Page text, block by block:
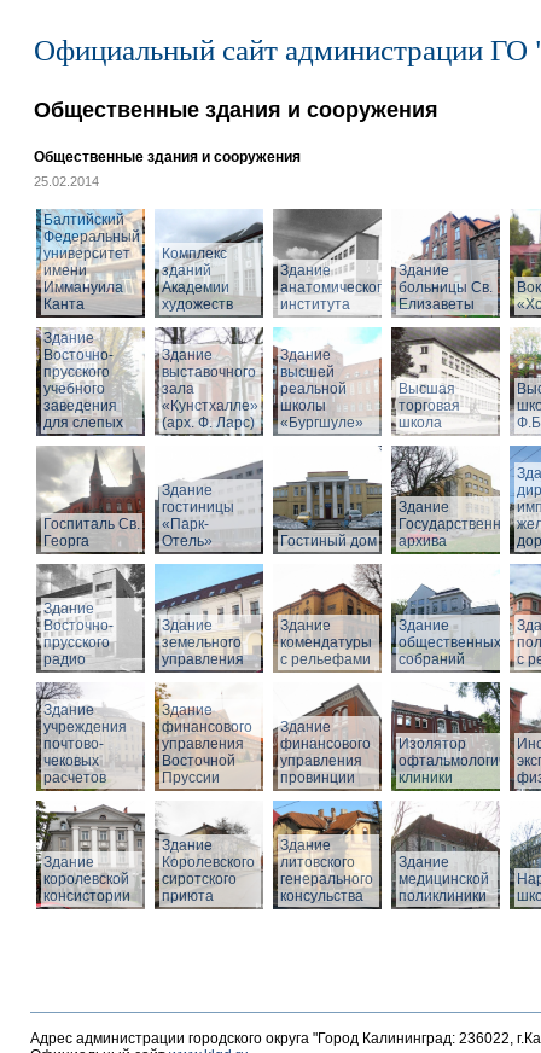
Официальный сайт администрации ГО
Общественные здания и сооружения
Общественные здания и сооружения
25.02.2014
Балтийский
Федеральный
университет
имени
Иммануила
Канта
Комплекс
зданий
Академии
художеств
Здание
анатомического
института
Здание
больницы Св.
Елизаветы
Здание
Восточно-
прусского
учебного
заведения
для слепых
Здание
выставочного
зала
«Кунстхалле»
(арх. Ф. Ларс)
Здание
высшей
реальной
школы
«Бургшуле»
Высшая
торговая
школа
Госпиталь Св.
Георга
Здание
гостиницы
«Парк-
Отель»
Гостиный дом
Здание
Государственного
архива
Здание
Восточно-
прусского
радио
Здание
земельного
управления
Здание
комендатуры
с рельефами
Здание
общественных
собраний
с
Здание
учреждения
почтово-
чековых
расчетов
Здание
финансового
управления
Восточной
Пруссии
Здание
финансового
управления
провинции
Изолятор
клиники
Здание
королевской
консистории
Здание
Королевского
сиротского
приюта
Здание
литовского
генерального
консульства
Здание
медицинской
поликлиники
Адрес администрации городского округа "Город Калининград: 236022,